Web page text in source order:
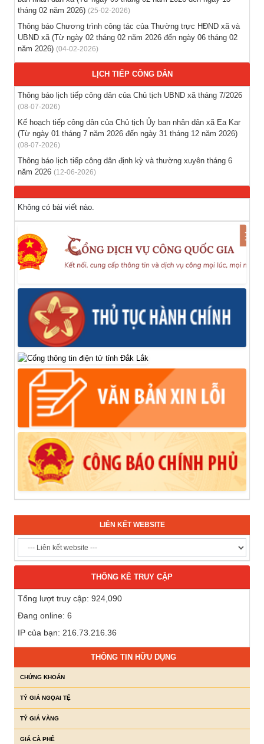
Thông báo tuyển lao động Việt Nam vào các vị trí dự kiến
tuyển dụng người lao động nước ngoài
(28-07-2026)
Tổ chức triển khai thu nhận mẫu sinh phẩm ADN thân nhân
liệt sĩ chưa xác định danh tính trên địa bàn xã Ea Kar
(21-07-2026)
tháng 02 năm 2026) (25-02-2026)
Thông báo Chương trình công tác của Thường trực HĐND xã và
UBND xã (Từ ngày 02 tháng 02 năm 2026 đến ngày 06 tháng 02
năm 2026) (04-02-2026)
LỊCH TIẾP CÔNG DÂN
Thông báo lịch tiếp công dân của Chủ tịch UBND xã tháng 7/2026
(08-07-2026)
Kế hoạch tiếp công dân của Chủ tịch Ủy ban nhân dân xã Ea Kar
(Từ ngày 01 tháng 7 năm 2026 đến ngày 31 tháng 12 năm 2026)
(08-07-2026)
Thông báo lịch tiếp công dân định kỳ và thường xuyên tháng 6
năm 2026 (12-06-2026)
Không có bài viết nào.
LIÊN KẾT WEBSITE
THỐNG KÊ TRUY CẬP
Tổng lượt truy cập: 924,090
Đang online: 6
IP của bạn: 216.73.216.36
THÔNG TIN HỮU DỤNG
CHỨNG KHOÁN
TỶ GIÁ NGỌAI TỆ
TỶ GIÁ VÀNG
GIÁ CÀ PHÊ